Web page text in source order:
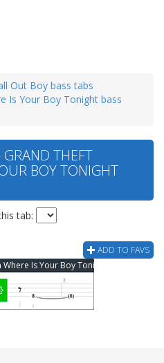
Out Boy bass tabs
Is Your Boy Tonight bass
THEFT
BOY TONIGHT
tab:
ADD TO FAVS
Is Your Boy Tonight Bass Tab